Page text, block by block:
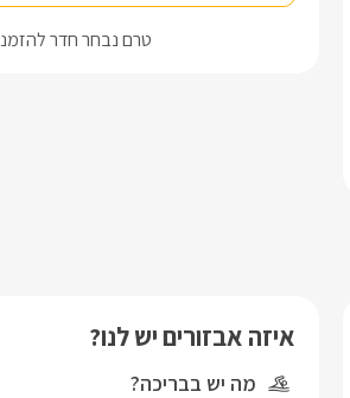
טרם נבחר חדר
איזה אבזורים יש לנו?
מה יש בבריכה?